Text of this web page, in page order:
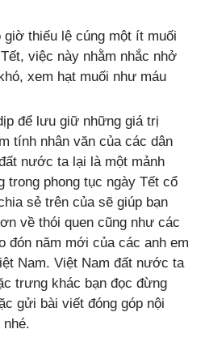
thiếu lệ cúng một ít muối
việc này nhằm nhắc nhở
xem hạt muối như máu
để lưu giữ những giá trị
tính nhân văn của các dân
nước ta lại là một mảnh
trong phong tục ngày Tết cổ
sẻ trên của sẽ giúp bạn
về thói quen cũng như các
đón năm mới của các anh em
Nam. Việt Nam đất nước ta
trưng khác bạn đọc đừng
gửi bài viết đóng góp nội